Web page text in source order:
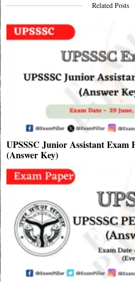
Related Posts
UPSSSC Junior Assistant Exam
(Answer Key)